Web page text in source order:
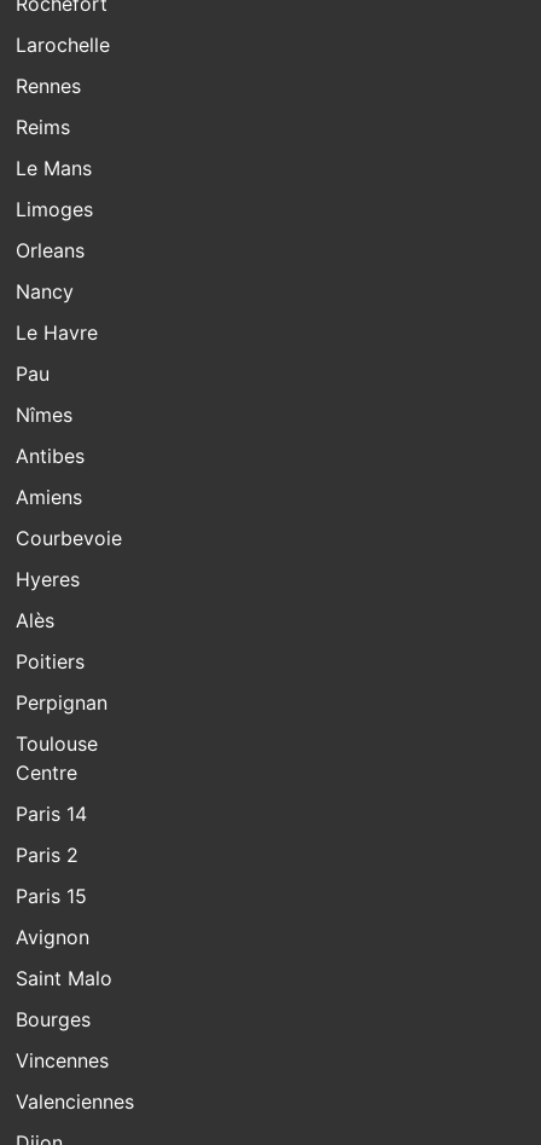
Larochelle
Rennes
Reims
Le Mans
Limoges
Orleans
Nancy
Le Havre
Pau
Nîmes
Antibes
Amiens
Courbevoie
Hyeres
Alès
Poitiers
Perpignan
Toulouse
Centre
Paris 14
Paris 2
Paris 15
Avignon
Saint Malo
Bourges
Vincennes
Valenciennes